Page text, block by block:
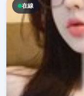
在線